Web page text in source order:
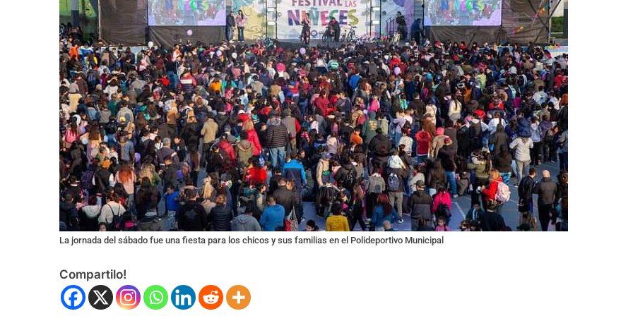
La jornada del sábado fue una fiesta para los chicos y sus familias en el Polideportivo Municipal
Compartilo!